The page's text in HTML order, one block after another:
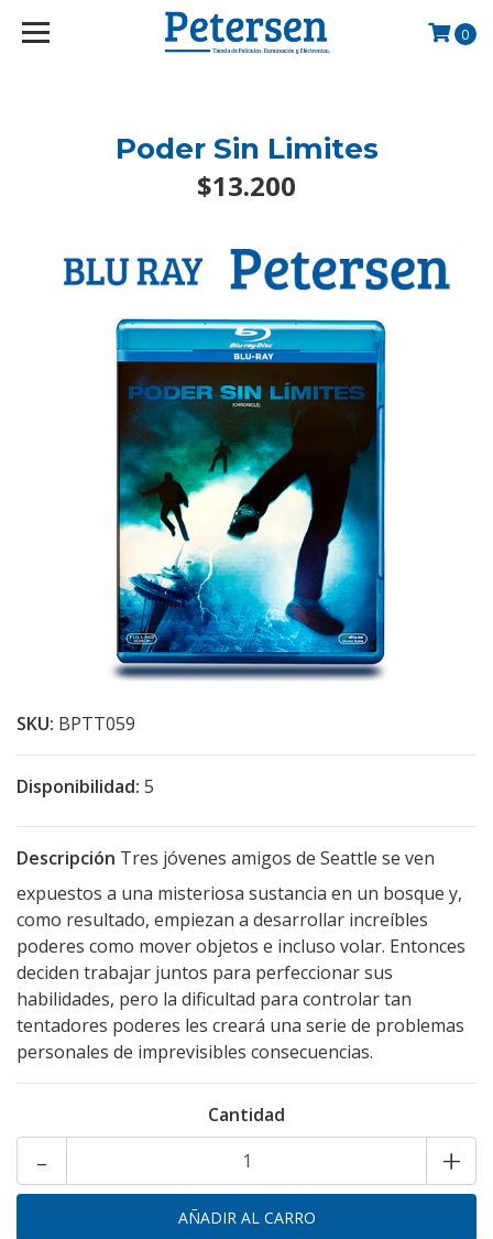
googlef2d1455d5020445a.html
0
Poder Sin Limites
$13.200
SKU: BPTT059
Disponibilidad: 5
Descripción Tres jóvenes amigos de Seattle se ven
expuestos a una misteriosa sustancia en un bosque y,
como resultado, empiezan a desarrollar increíbles
poderes como mover objetos e incluso volar. Entonces
deciden trabajar juntos para perfeccionar sus
habilidades, pero la dificultad para controlar tan
tentadores poderes les creará una serie de problemas
personales de imprevisibles consecuencias.
Cantidad
+
-